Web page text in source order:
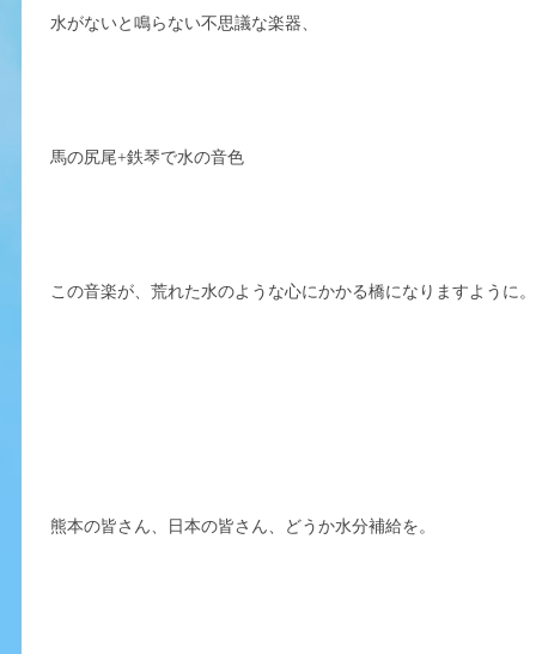
水がないと鳴らない不思議な楽器、
馬の尻尾+鉄琴で水の音色
この音楽が、荒れた水のような心にかかる橋になりますように。
熊本の皆さん、日本の皆さん、どうか水分補給を。